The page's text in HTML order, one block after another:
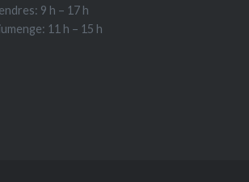
9 h – 17 h
11 h – 15 h